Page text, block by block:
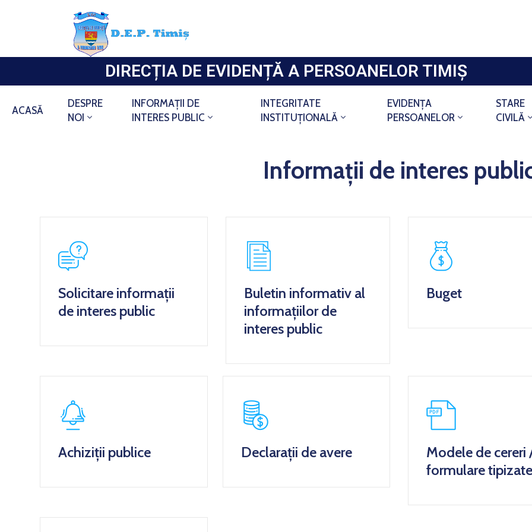
DIRECȚIA DE EVIDENȚĂ A PERSOANELOR TIMIȘ
ACASĂ
DESPRE
NOI
INFORMAȚII DE
INTERES PUBLIC
INTEGRITATE
INSTITUȚIONALĂ
EVIDENȚA
PERSOANELOR
STARE
CIVILĂ
Informații de interes
Solicitare informații
de interes public
Buletin informativ al
informațiilor de
interes public
Buget
Achiziții publice Declarații de avere
Modele de cereri
formulare tipizate